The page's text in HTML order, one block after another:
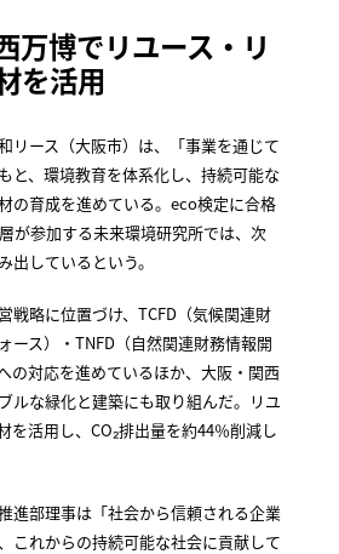
万博でリユース・リ
を活用
リース（大阪市）は、「事業を通じて
と、環境教育を体系化し、持続可能な
の育成を進めている。eco検定に合格
が参加する未来環境研究所では、次
出しているという。
戦略に位置づけ、TCFD（気候関連財
ース）・TNFD（自然関連財務情報開
の対応を進めているほか、大阪・関西
ルな緑化と建築にも取り組んだ。リユ
を活用し、CO₂排出量を約44％削減し
進部理事は「社会から信頼される企業
これからの持続可能な社会に貢献して